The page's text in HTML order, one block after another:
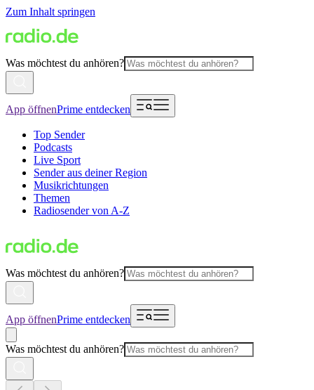
Zum Inhalt springen
Was möchtest du anhören?
App öffnenPrime entdecken
Top Sender
Podcasts
Live Sport
Sender aus deiner Region
Musikrichtungen
Themen
Radiosender von A-Z
Was möchtest du anhören?
App öffnenPrime entdecken
Was möchtest du anhören?